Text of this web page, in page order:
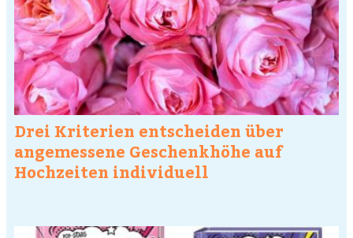
Drei Kriterien entscheiden über
angemessene Geschenkhöhe auf
Hochzeiten individuell